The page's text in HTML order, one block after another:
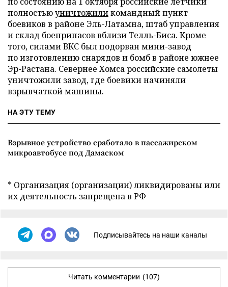
полностьюуничтожиликомандный пункт
боевиков в районе Эль-Латамна, штаб управления
и склад боеприпасов вблизи Телль-Биса. Кроме
того, силами ВКС был подорван мини-завод
по изготовлению снарядов и бомб в районе южнее
Эр-Растана. Севернее Хомса российские самолеты
уничтожили завод, где боевики начиняли
взрывчаткой машины.
НА ЭТУ ТЕМУ
Взрывное устройство сработало в пассажирском
микроавтобусе под Дамаском
* Организация (организации) ликвидированы или
их деятельность запрещена в РФ
Подписывайтесь на наши каналы
Читать комментарии (107)